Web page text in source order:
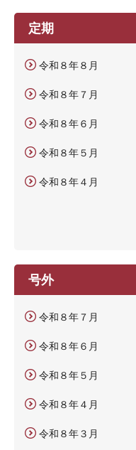
定期
令和８年８月
令和８年７月
令和８年６月
令和８年５月
令和８年４月
号外
令和８年７月
令和８年６月
令和８年５月
令和８年４月
令和８年３月